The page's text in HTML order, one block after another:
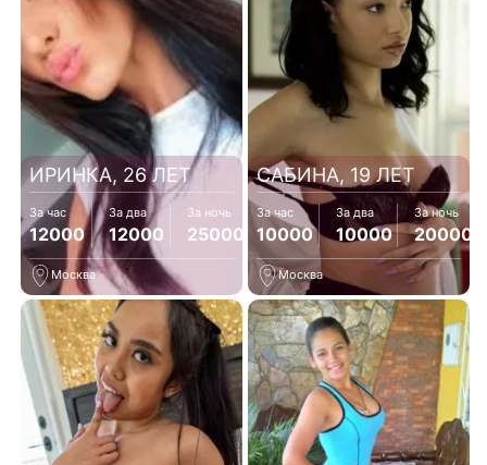
ИРИНКА, 26 ЛЕТ
За час
12000
За два
12000
За ночь
25000
Москва
САБИНА, 19 ЛЕТ
За час
10000
За два
10000
За ночь
20000
Москва